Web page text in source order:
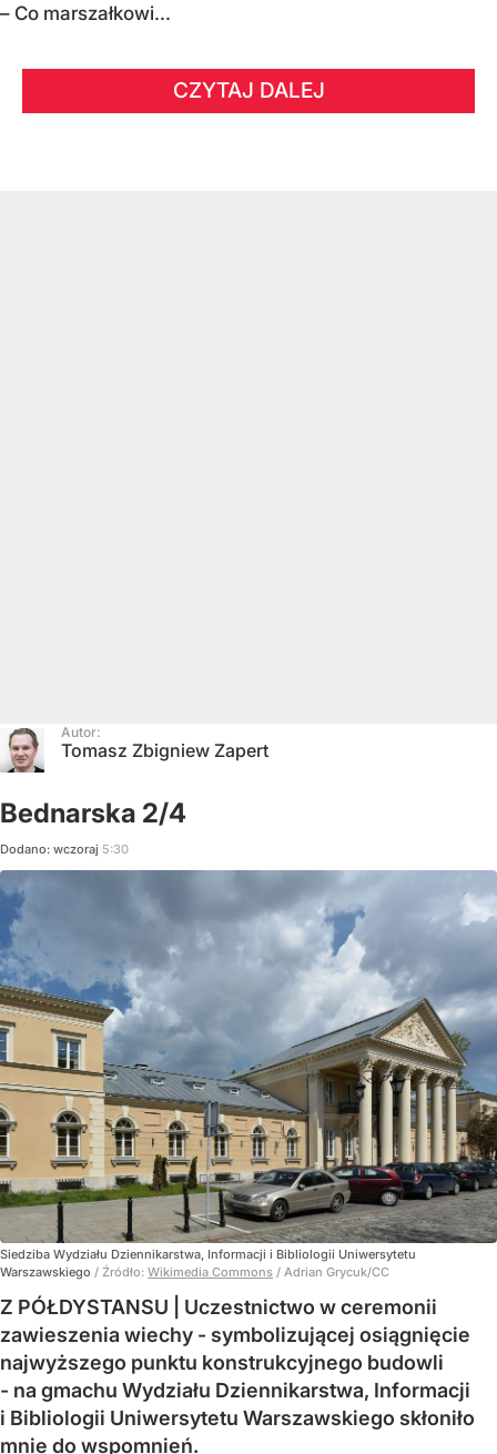
– Co marszałkowi...
CZYTAJ DALEJ
Autor:
Tomasz Zbigniew Zapert
Bednarska 2/4
Dodano: wczoraj 5:30
Siedziba Wydziału Dziennikarstwa, Informacji i Bibliologii Uniwersytetu
Warszawskiego / Źródło: Wikimedia Commons / Adrian Grycuk/CC
Z PÓŁDYSTANSU | Uczestnictwo w ceremonii
zawieszenia wiechy - symbolizującej osiągnięcie
najwyższego punktu konstrukcyjnego budowli
- na gmachu Wydziału Dziennikarstwa, Informacji
i Bibliologii Uniwersytetu Warszawskiego skłoniło
mnie do wspomnień.